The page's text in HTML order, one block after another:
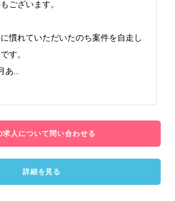
ございます。
に慣れていただいたのち案件を自走し
す。
あ
求人について問い合わせる
詳細を見る